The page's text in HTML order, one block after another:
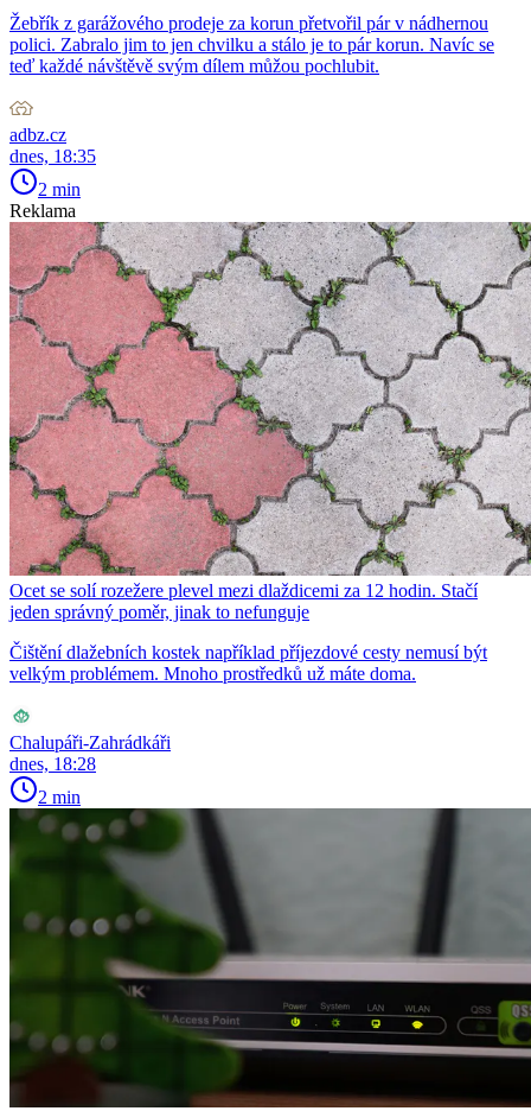
Žebřík z garážového prodeje za korun přetvořil pár v nádhernou
polici. Zabralo jim to jen chvilku a stálo je to pár korun. Navíc se
teď každé návštěvě svým dílem můžou pochlubit.
adbz.cz
dnes, 18:35
2 min
Reklama
Ocet se solí rozežere plevel mezi dlaždicemi za 12 hodin. Stačí
jeden správný poměr, jinak to nefunguje
Čištění dlažebních kostek například příjezdové cesty nemusí být
velkým problémem. Mnoho prostředků už máte doma.
Chalupáři-Zahrádkáři
dnes, 18:28
2 min